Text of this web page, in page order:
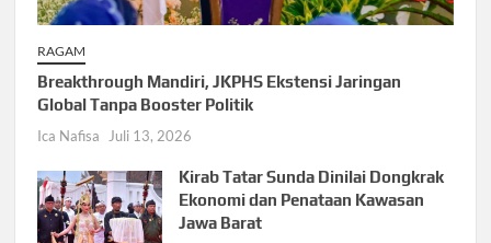
RAGAM
Breakthrough Mandiri, JKPHS Ekstensi Jaringan
Global Tanpa Booster Politik
Ica Nafisa Juli 13, 2026
Kirab Tatar Sunda Dinilai Dongkrak
Ekonomi dan Penataan Kawasan
Jawa Barat